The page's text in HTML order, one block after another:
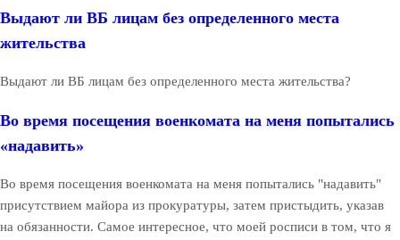
Выдают ли ВБ лицам без определенного места
жительства
Выдают ли ВБ лицам без определенного места жительства?
Во время посещения военкомата на меня попытались
«надавить»
Во время посещения военкомата на меня попытались "надавить"
присутствием майора из прокуратуры, затем пристыдить, указав
на обязанности. Самое интересное, что моей росписи в том, что я